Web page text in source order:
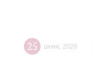
25 июня 2026